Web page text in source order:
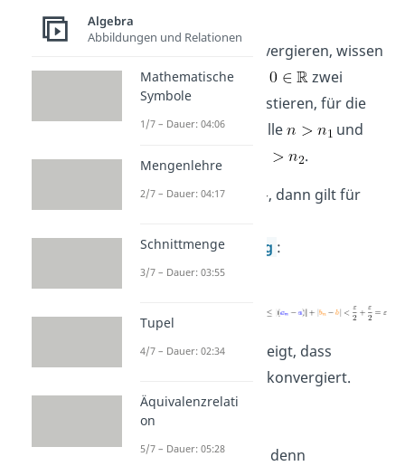
Da (
) konvergieren, wissen
wir, dass für alle
zwei
Zahlen
existieren, für die
gilt
für alle
und
für alle
.
Sei
, dann gilt für
Dreiecksungleichung :
Damit haben wir gezeigt, dass
konvergiert.
Beweis von (2)
Folgt aus (1) und (3), denn
Algebra
Abbildungen und Relationen
Mathematische
Symbole
1/7 – Dauer: 04:06
Mengenlehre
2/7 – Dauer: 04:17
Schnittmenge
3/7 – Dauer: 03:55
Tupel
4/7 – Dauer: 02:34
Äquivalenzrelati
on
5/7 – Dauer: 05:28